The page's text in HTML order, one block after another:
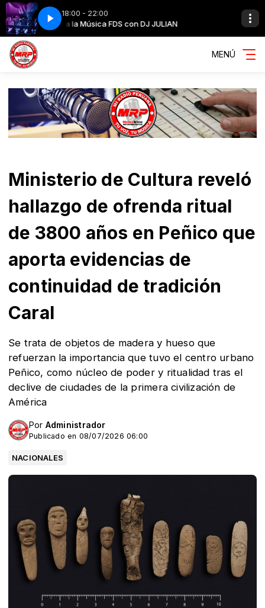
18:00 - 22:00
Toda la Música FDS con DJ JULIAN
Salsa)Alvaro Rod, You Salsa - Vamos a Escapar (Versión Salsa)
Pura Candela!!! FDS con DJ JULIAN
MENÚ
Ministerio de Cultura reveló
hallazgo de ofrenda ritual
de 3800 años en Peñico que
aporta evidencias de
continuidad de tradición
Caral
Se trata de objetos de madera y hueso que
refuerzan la importancia que tuvo el centro urbano
Peñico, como núcleo de poder y ritualidad tras el
declive de ciudades de la primera civilización de
América
Por Administrador
Publicado en 08/07/2026 06:00
NACIONALES